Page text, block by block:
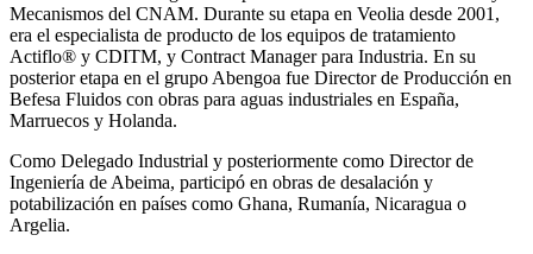
Mecanismos del CNAM. Durante su etapa en Veolia desde 2001,
era el especialista de producto de los equipos de tratamiento
Actiflo® y CDITM, y Contract Manager para Industria. En su
posterior etapa en el grupo Abengoa fue Director de Producción en
Befesa Fluidos con obras para aguas industriales en España,
Marruecos y Holanda.
Como Delegado Industrial y posteriormente como Director de
Ingeniería de Abeima, participó en obras de desalación y
potabilización en países como Ghana, Rumanía, Nicaragua o
Argelia.